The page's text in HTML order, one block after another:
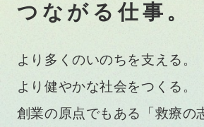
つ な が る仕事 。
より多くのいのちを支える。
より健やかな社会をつくる。
創業の原点でもある「救療の